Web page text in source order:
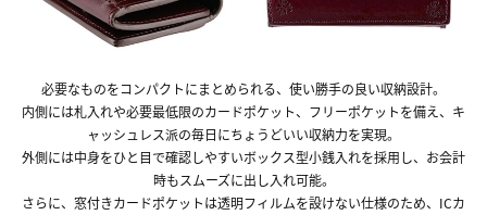
必要なものをコンパクトにまとめられる、使い勝手の良い収納設計。
内側には札入れや必要最低限のカードポケット、フリーポケットを備え、キ
ャッシュレス派の毎日にちょうどいい収納力を実現。
外側には中身をひと目で確認しやすいボックス型小銭入れを採用し、お会計
時もスムーズに出し入れ可能。
さらに、窓付きカードポケットは透明フィルムを設けない仕様のため、ICカ